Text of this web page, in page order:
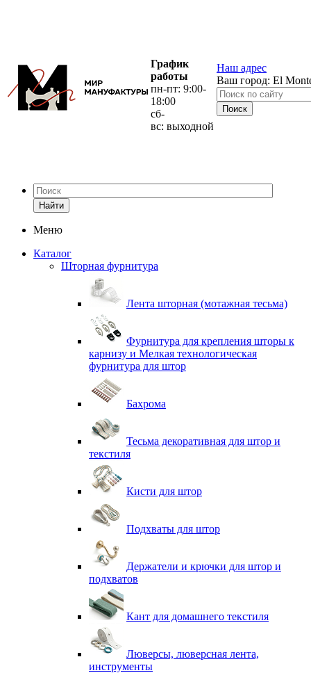
График
работы
пн-пт: 9:00-
18:00
сб-
вс: выходной
Наш адрес
Ваш город: El
Найти
Меню
Каталог
Шторная фурнитура
Лента шторная (мотажная тесьма)
Фурнитура для крепления шторы к
карнизу и Мелкая технологическая
фурнитура для штор
Бахрома
Тесьма декоративная для штор и
текстиля
Кисти для штор
Подхваты для штор
Держатели и крючки для штор и
подхватов
Кант для домашнего текстиля
Люверсы, люверсная лента,
инструменты